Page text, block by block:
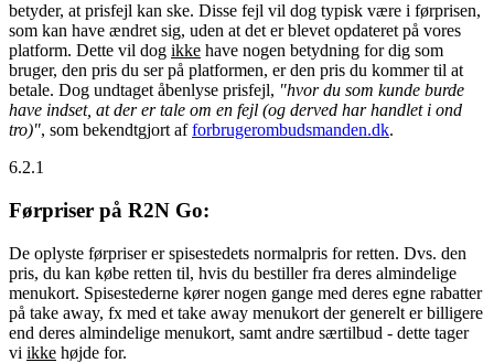
betyder, at prisfejl kan ske. Disse fejl vil dog typisk være i førprisen,
som kan have ændret sig, uden at det er blevet opdateret på vores
platform. Dette vil dog ikke have nogen betydning for dig som
bruger, den pris du ser på platformen, er den pris du kommer til at
betale. Dog undtaget åbenlyse prisfejl, "hvor du som kunde burde
have indset, at der er tale om en fejl (og derved har handlet i ond
tro)", som bekendtgjort afforbrugerombudsmanden.dk.
6.2.1
Førpriser på R2N Go:
De oplyste førpriser er spisestedets normalpris for retten. Dvs. den
pris, du kan købe retten til, hvis du bestiller fra deres almindelige
menukort. Spisestederne kører nogen gange med deres egne rabatter
på take away, fx med et take away menukort der generelt er billigere
end deres almindelige menukort, samt andre særtilbud - dette tager
vi ikke højde for.